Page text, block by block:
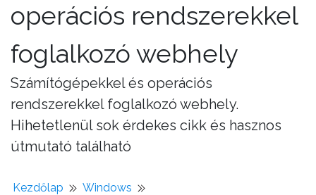
operációs rendszerekkel
foglalkozó webhely
Számítógépekkel és operációs
rendszerekkel foglalkozó webhely.
Hihetetlenül sok érdekes cikk és hasznos
útmutató található
Kezdőlap
Windows